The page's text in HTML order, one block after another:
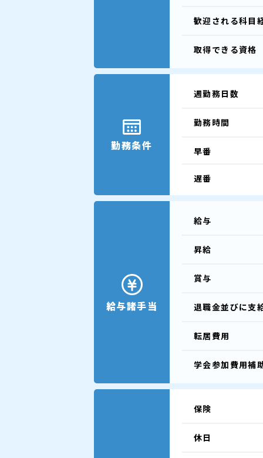
歓迎される科目
取得できる資格
勤務条件
週勤務日数
勤務時間
早番
遅番
給与諸手当
給与
昇給
賞与
退職金並びに支
転居費用
学会参加費用補
保険
休日